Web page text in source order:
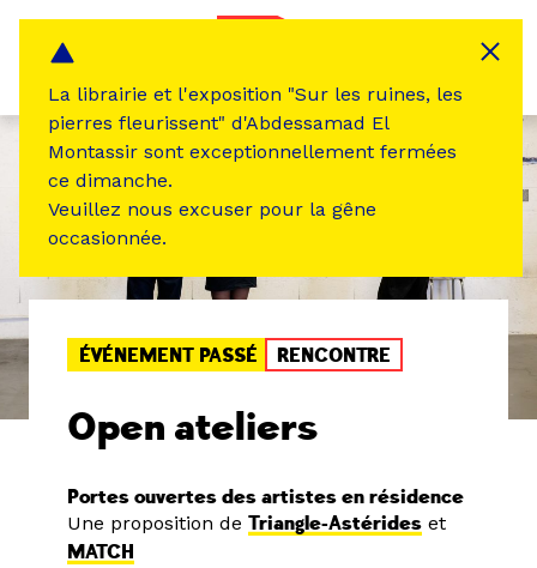
ÉVÉNEMENT PASSÉ RENCONTRE
Open ateliers
Portes ouvertes des artistes en résidence
Une proposition de Triangle-Astérides et
MATCH
La librairie et l'exposition "Sur les ruines, les
pierres fleurissent" d'Abdessamad El
Montassir sont exceptionnellement fermées
ce dimanche.
Veuillez nous excuser pour la gêne
occasionnée.
Panneau de gestion des cookies